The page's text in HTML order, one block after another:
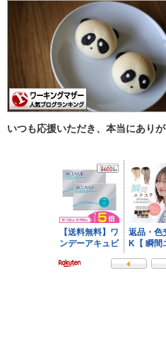
いつも応援いただき、本当にありが